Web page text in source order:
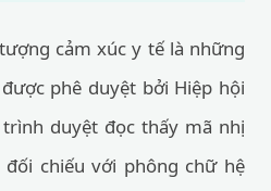
cảm xúc y tế là những
phê duyệt bởi Hiệp hội
duyệt đọc thấy mã nhị
chiếu với phông chữ hệ